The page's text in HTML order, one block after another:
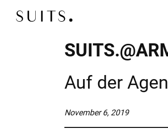
UNTERNEHMEN
CONNECT
Auf der
November 6, 2019